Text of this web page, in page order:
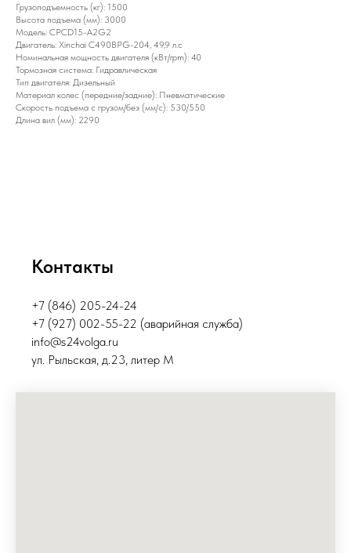
Грузоподъемность (кг): 1500
Высота подъема (мм): 3000
Модель: CPCD15-A2G2
Двигатель: Xinchai C490BPG-204, 49,9 л.с
Номинальная мощность двигателя (кВт/rpm): 40
Тормозная система: Гидравлическая
Тип двигателя: Дизельный
Материал колес (передние/задние): Пневматические
Скорость подъема с грузом/без (мм/с): 530/550
Длина вил (мм): 2290
Контакты
+7 (846) 205-24-24
+7 (927) 002-55-22 (аварийная служба)
info@s24volga.ru
ул. Рыльская, д.23, литер М